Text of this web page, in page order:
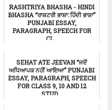
RASHTRIYA BHASHA - HINDI
BHASHA “ਰਾਸ਼ਟਰੀ ਭਾਸ਼ਾ: ਹਿੰਦੀ ਭਾਸ਼ਾ”
PUNJABI ESSAY,
PARAGRAPH, SPEECH FOR
CL...
SEHAT ATE JEEVAN “ਜਦੋਂ
ਅਧਿਆਪਕ ਨਹੀਂ ਆਇਆ” PUNJABI
ESSAY, PARAGRAPH, SPEECH
FOR CLASS 9, 10 AND 12
STUD...